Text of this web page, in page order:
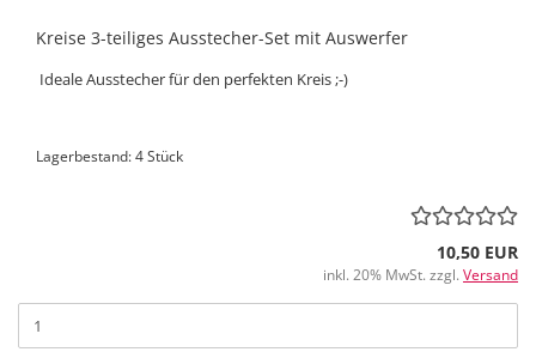
Kreise 3-teiliges Ausstecher-Set mit Auswerfer
Ideale Ausstecher für den perfekten Kreis ;-)
Lagerbestand: 4 Stück
10,50 EUR
inkl. 20% MwSt. zzgl. Versand